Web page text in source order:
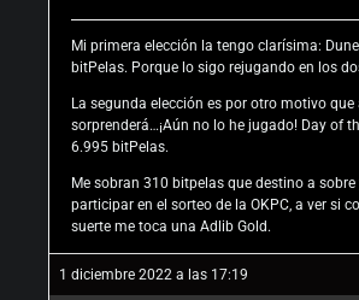
Mi primera elección la tengo clarísima:
bitPelas. Porque lo sigo rejugando en los
La segunda elección es por otro motivo
sorprenderá…¡Aún no lo he jugado! Day of
6.995 bitPelas.
Me sobran 310 bitpelas que destino a sobre
participar en el sorteo de la OKPC, a ver si
suerte me toca una Adlib Gold.
1 diciembre 2022 a las 17:19